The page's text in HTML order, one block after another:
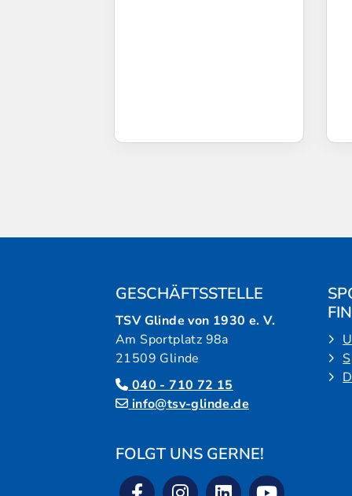
GESCHÄFTSSTELLE
TSV Glinde von 1930 e. V.
Am Sportplatz 98a
21509 Glinde
040 - 710 72 15
info@tsv-glinde.de
FOLGT UNS GERNE!